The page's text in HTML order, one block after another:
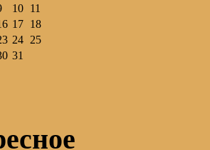
10 11
17 18
24 25
31